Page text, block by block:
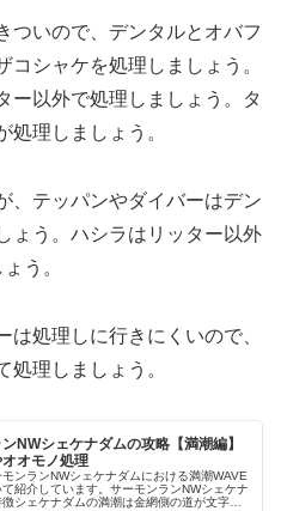
ついので、デンタルとオバフ
コシャケを処理しましょう。
ー以外で処理しましょう。タ
処理しましょう。
、テッパンやダイバーはデン
ょう。ハシラはリッター以外
う。
処理しに行きにくいので、
処理しましょう。
NWシェケナダムの攻略【満潮編】
オモノ処理
モンランNWシェケナダムにおける満潮WAVE
紹介しています。サーモンランNWシェケナ
シェケナダムの満潮は金網側の道が文字通